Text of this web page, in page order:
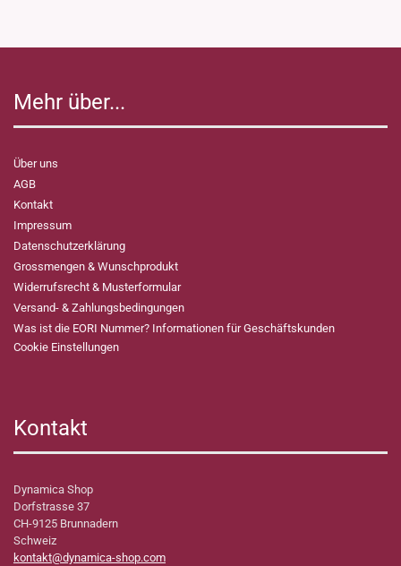
Mehr über...
Über uns
AGB
Kontakt
Impressum
Datenschutzerklärung
Grossmengen & Wunschprodukt
Widerrufsrecht & Musterformular
Versand- & Zahlungsbedingungen
Was ist die EORI Nummer? Informationen für Geschäftskunden
Cookie Einstellungen
Kontakt
Dynamica Shop
Dorfstrasse 37
CH-9125 Brunnadern
Schweiz
kontakt@dynamica-shop.com